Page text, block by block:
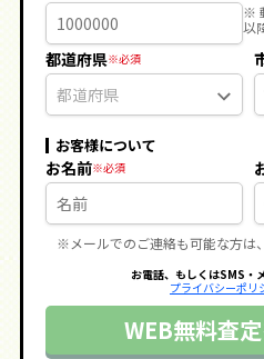
※
以
都道府県
お客様について
お名前
※メールでのご連絡も可能な方は
お電話、もしくはSMS・
プライバシーポリ
WEB無料査